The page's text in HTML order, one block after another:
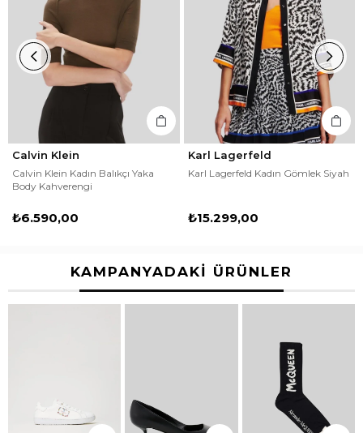
Calvin Klein
Calvin Klein Kadın Balıkçı Yaka
Body Kahverengi
₺6.590,00
Karl Lagerfeld
Karl Lagerfeld Kadın Gömlek Siyah
₺15.299,00
KAMPANYADAKİ ÜRÜNLER